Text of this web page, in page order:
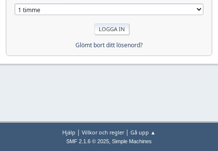
Glömt bort ditt lösenord?
Hjälp | Villkor och regler| Gå upp ▲
SMF 2.1.6 © 2025, Simple Machines